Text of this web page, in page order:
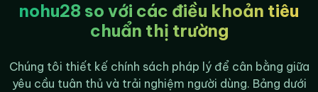
nohu28 so với các điều khoản tiêu
chuẩn thị trường
Chúng tôi thiết kế chính sách pháp lý để cân bằng giữa
yêu cầu tuân thủ và trải nghiệm người dùng. Bảng dưới